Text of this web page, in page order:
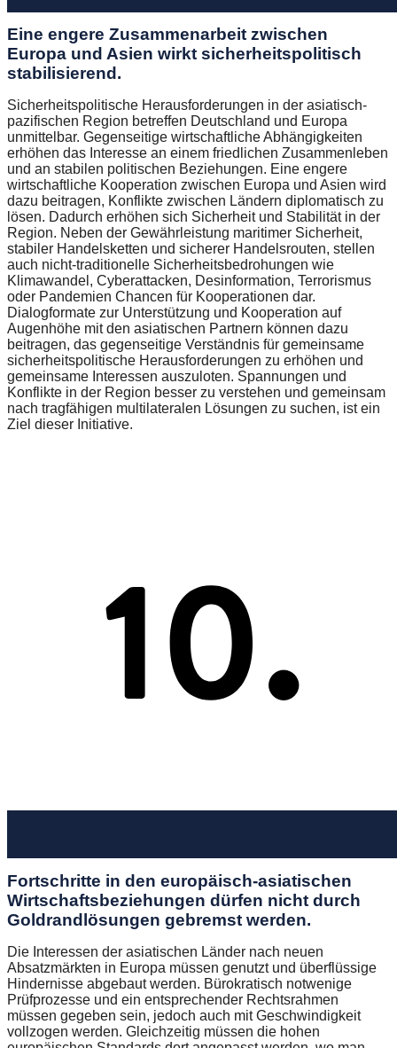
Eine engere Zusammenarbeit zwischen
Europa und Asien wirkt sicherheitspolitisch
stabilisierend.
Sicherheitspolitische Herausforderungen in der asiatisch-
pazifischen Region betreffen Deutschland und Europa
unmittelbar. Gegenseitige wirtschaftliche Abhängigkeiten
erhöhen das Interesse an einem friedlichen Zusammenleben
und an stabilen politischen Beziehungen. Eine engere
wirtschaftliche Kooperation zwischen Europa und Asien wird
dazu beitragen, Konflikte zwischen Ländern diplomatisch zu
lösen. Dadurch erhöhen sich Sicherheit und Stabilität in der
Region. Neben der Gewährleistung maritimer Sicherheit,
stabiler Handelsketten und sicherer Handelsrouten, stellen
auch nicht-traditionelle Sicherheitsbedrohungen wie
Klimawandel, Cyberattacken, Desinformation, Terrorismus
oder Pandemien Chancen für Kooperationen dar.
Dialogformate zur Unterstützung und Kooperation auf
Augenhöhe mit den asiatischen Partnern können dazu
beitragen, das gegenseitige Verständnis für gemeinsame
sicherheitspolitische Herausforderungen zu erhöhen und
gemeinsame Interessen auszuloten. Spannungen und
Konflikte in der Region besser zu verstehen und gemeinsam
nach tragfähigen multilateralen Lösungen zu suchen, ist ein
Ziel dieser Initiative.
Fortschritte in den europäisch-asiatischen
Wirtschaftsbeziehungen dürfen nicht durch
Goldrandlösungen gebremst werden.
Die Interessen der asiatischen Länder nach neuen
Absatzmärkten in Europa müssen genutzt und überflüssige
Hindernisse abgebaut werden. Bürokratisch notwenige
Prüfprozesse und ein entsprechender Rechtsrahmen
müssen gegeben sein, jedoch auch mit Geschwindigkeit
vollzogen werden. Gleichzeitig müssen die hohen